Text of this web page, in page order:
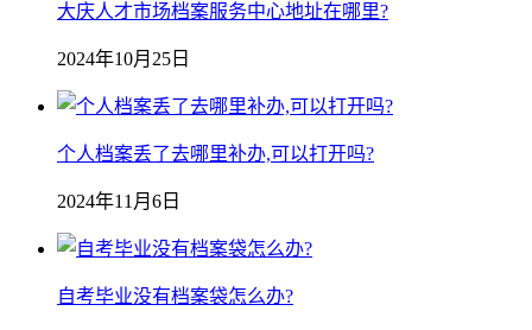
大庆人才市场档案服务中心地址在哪里?
2024年10月25日
个人档案丢了去哪里补办,可以打开吗?
2024年11月6日
自考毕业没有档案袋怎么办?